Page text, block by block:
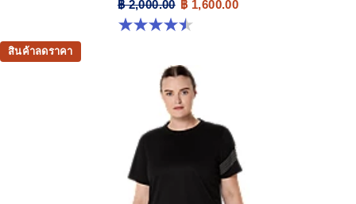
฿ 2,000.00 ฿ 1,600.00
4.5 จาก 5 ดาว 2 รีวิว
สินค้าลดราคา